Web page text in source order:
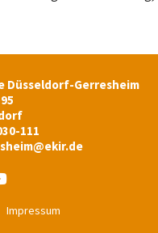
Düsseldorf-Gerresheim
111
Impressum